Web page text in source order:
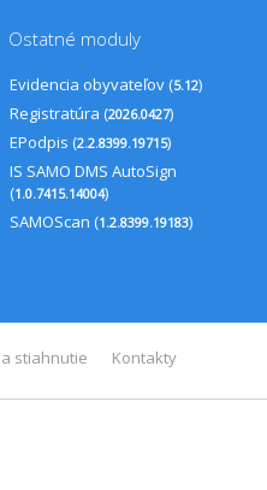
Ostatné moduly
Evidencia obyvateľov (5.12)
Registratúra (2026.0427)
EPodpis (2.2.8399.19715)
IS SAMO DMS AutoSign
(1.0.7415.14004)
SAMOScan (1.2.8399.19183)
stiahnutie Kontakty